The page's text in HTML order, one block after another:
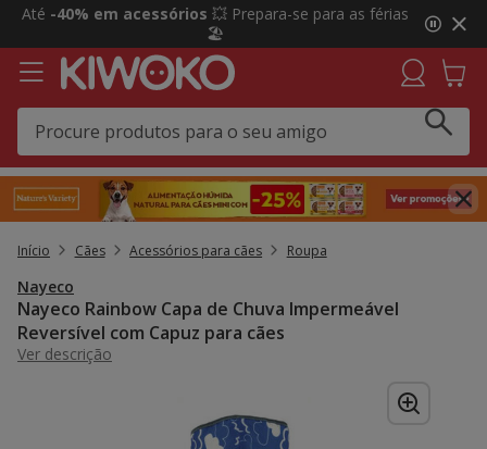
2
3,
mensagem,
Até -40% em acessórios 💥 Prepara-se para as férias
🏖️
Início Cães Acessórios para cães Roupa
Nayeco
Nayeco Rainbow Capa de Chuva Impermeável
Reversível com Capuz para cães
Ver descrição